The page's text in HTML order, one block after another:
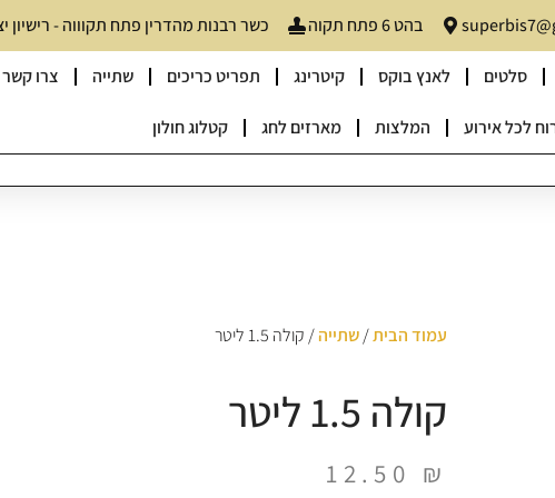
בהט 6 פתח תקוה כשר רבנות מהדרין פתח תקוווה - רישיון
סלטים לאנץ בוקס קיטרינג תפריט כריכים שתייה צרו קשר
לכל אירוע המלצות מארזים לחג קטלוג חולון
עמוד הבית/שתייה/ קולה 1.5 ליטר
קולה 1.5 ליטר
12.50 ₪